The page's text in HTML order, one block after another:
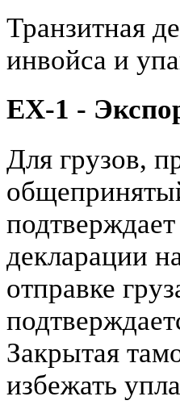
Транзитная
инвойса и
EX-1 -
Для грузов,
декларации
отправке
Закрытая
избежать